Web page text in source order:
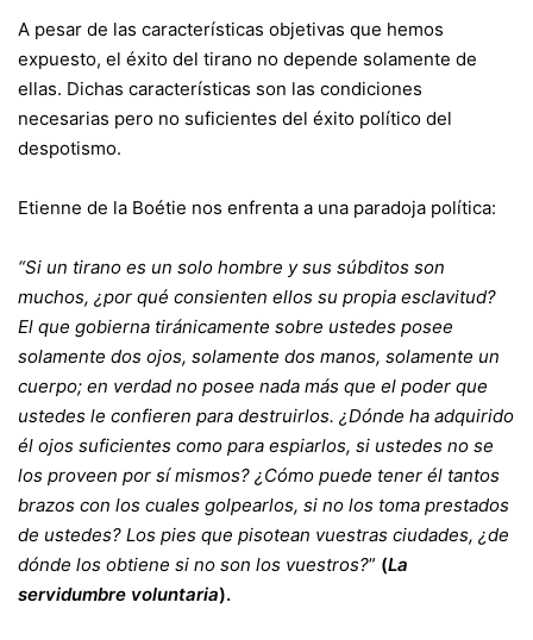
A pesar de las características objetivas que hemos
expuesto, el éxito del tirano no depende solamente de
ellas. Dichas características son las condiciones
necesarias pero no suficientes del éxito político del
despotismo.
Etienne de la Boétie nos enfrenta a una paradoja política:
“Si un tirano es un solo hombre y sus súbditos son
muchos, ¿por qué consienten ellos su propia esclavitud?
El que gobierna tiránicamente sobre ustedes posee
solamente dos ojos, solamente dos manos, solamente un
cuerpo; en verdad no posee nada más que el poder que
ustedes le confieren para destruirlos. ¿Dónde ha adquirido
él ojos suficientes como para espiarlos, si ustedes no se
los proveen por sí mismos? ¿Cómo puede tener él tantos
brazos con los cuales golpearlos, si no los toma prestados
de ustedes? Los pies que pisotean vuestras ciudades, ¿de
dónde los obtiene si no son los vuestros?” (La
servidumbre voluntaria).